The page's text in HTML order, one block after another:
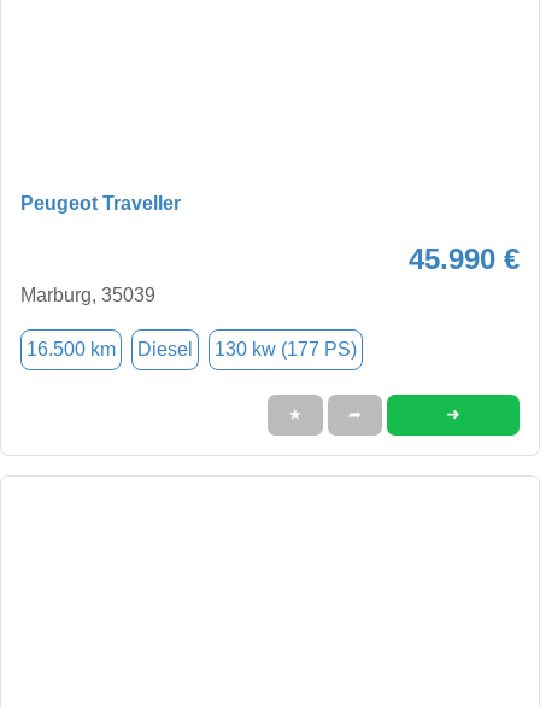
Peugeot Traveller
45.990 €
Marburg, 35039
16.500 km Diesel 130 kw (177 PS)
★ ➦ ➜